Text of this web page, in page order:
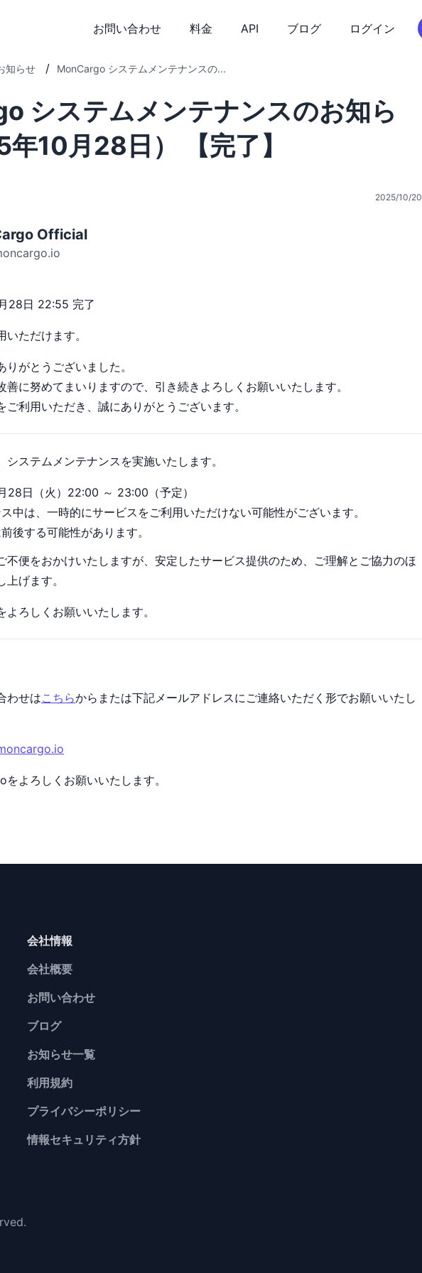
お問い合わせ 料金 API ブログ ログイン
知らせ / MonCargo システムメンテナンスの...
システムメンテナンスのお知ら
10月28日） 【完了】
2025/10/20
Official
28日 22:55 完了
ただけます。
がとうございました。
善に努めてまいりますので、引き続きよろしくお願いいたします。
利用いただき、誠にありがとうございます。
ステムメンテナンスを実施いたします。
28日（火）22:00 ～ 23:00（予定）
中は、一時的にサービスをご利用いただけない可能性がございます。
後する可能性があります。
不便をおかけいたしますが、安定したサービス提供のため、ご理解とご協力のほ
げます。
ろしくお願いいたします。
わせはこちらからまたは下記メールアドレスにご連絡いただく形でお願いいたし
よろしくお願いいたします。
会社情報
会社概要
お問い合わせ
ブログ
お知らせ一覧
利用規約
プライバシーポリシー
情報セキュリティ方針